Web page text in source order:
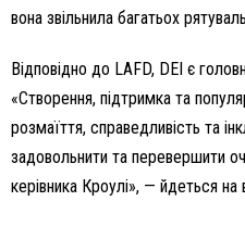
вона звільнила багатьох
Відповідно до LAFD, DEI є
«Створення, підтримка та
розмаїття, справедливість та
задовольнити та перевершити
керівника Кроулі», — йдеться на